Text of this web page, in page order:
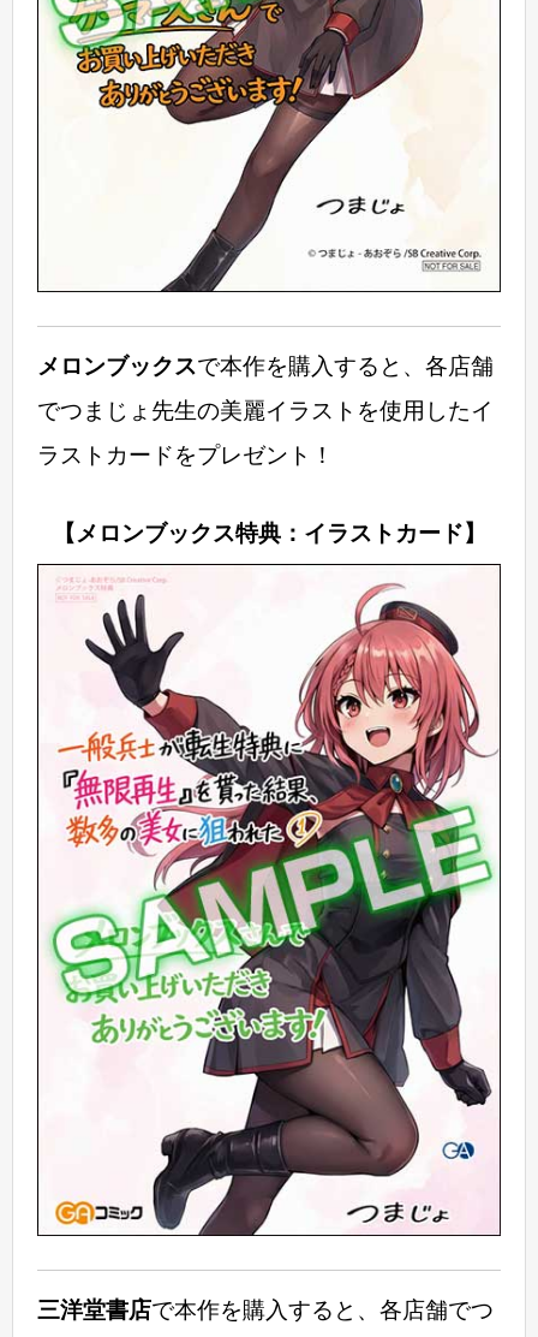
メロンブックスで本作を購入すると、各店舗
でつまじょ先生の美麗イラストを使用したイ
ラストカードをプレゼント！
【メロンブックス特典：イラストカード】
三洋堂書店で本作を購入すると、各店舗でつ